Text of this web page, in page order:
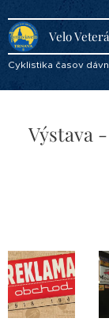
Velo
Cyklistika časov
Výstava